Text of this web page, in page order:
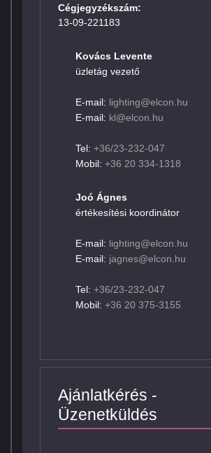
Cégjegyzékszám:
13-09-221183
Kovács Levente
üzletág vezető
E-mail: lighting@elcon.hu
E-mail: kl@elcon.hu
Tel: +36/23-232-047
Mobil: +36 20 334-1318
Joó Ágnes
értékesítési koordinátor
E-mail: lighting@elcon.hu
E-mail: jagnes@elcon.hu
Tel: +36/23-232-047
Mobil: +36 20 375-3155
Ajánlatkérés -
Üzenetküldés